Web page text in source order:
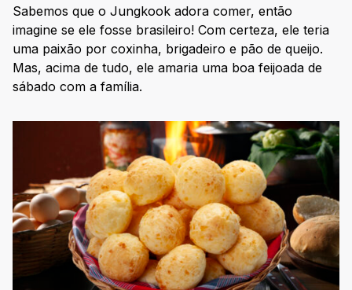
Sabemos que o Jungkook adora comer, então
imagine se ele fosse brasileiro! Com certeza, ele teria
uma paixão por coxinha, brigadeiro e pão de queijo.
Mas, acima de tudo, ele amaria uma boa feijoada de
sábado com a família.